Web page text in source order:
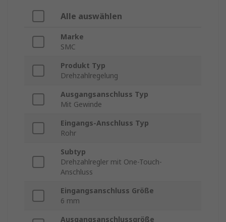
Alle auswählen
Marke
SMC
Produkt Typ
Drehzahlregelung
Ausgangsanschluss Typ
Mit Gewinde
Eingangs-Anschluss Typ
Rohr
Subtyp
Drehzahlregler mit One-Touch-
Anschluss
Eingangsanschluss Größe
6 mm
Ausgangsanschlussgröße